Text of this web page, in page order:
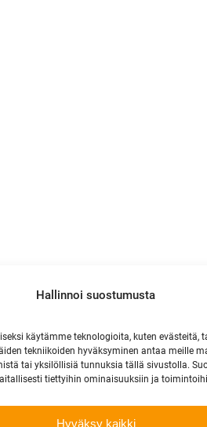
Hallinnoi suostumusta
käytämme teknologioita, kuten evästeitä,
tekniikoiden hyväksyminen antaa meille
tai yksilöllisiä tunnuksia tällä sivustolla.
tiettyihin ominaisuuksiin ja
Hyväksy kaikki